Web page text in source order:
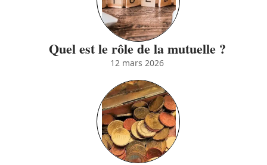
Quel est le rôle de la mutuelle ?
12 mars 2026